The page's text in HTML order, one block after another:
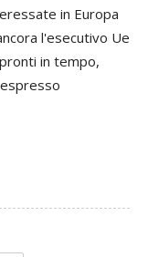
in Europa
l'esecutivo Ue
in tempo,